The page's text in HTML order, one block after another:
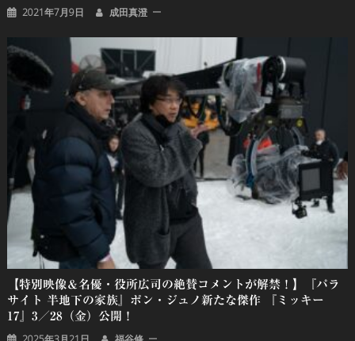
2021年7月9日 成田真澄
【特別映像＆名優・役所広司の絶賛コメントが解禁！】『パラ
サイト 半地下の家族』ポン・ジュノ新たな傑作 『ミッキー
17』3／28（金）公開！